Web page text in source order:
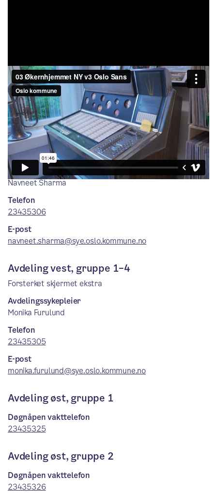
Kreditering: Morten Fredriksen / Fredriksen Film
Kontaktinformasjon avdelinger
Avdeling øst, gruppe 1–4
Forsterket skjermet og forsterket skjermet ekstra
avdeling
Avdelingssykepleier
Navneet Sharma
Telefon
23435306
E-post
navneet.sharma@sye.oslo.kommune.no
Avdeling vest, gruppe 1–4
Forsterket skjermet ekstra
Avdelingssykepleier
Monika Furulund
Telefon
23435305
E-post
monika.furulund@sye.oslo.kommune.no
Avdeling øst, gruppe 1
Døgnåpen vakttelefon
23435325
Avdeling øst, gruppe 2
Døgnåpen vakttelefon
23435326